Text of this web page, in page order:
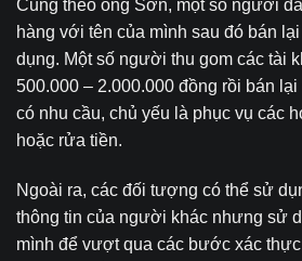
Cũng theo ông Sơn, một số người
hàng với tên của mình sau đó bán
dụng. Một số người thu gom các tài
500.000 – 2.000.000 đồng rồi bán
có nhu cầu, chủ yếu là phục vụ các
hoặc rửa tiền.
Ngoài ra, các đối tượng có thể sử
thông tin của người khác nhưng sử
mình để vượt qua các bước xác